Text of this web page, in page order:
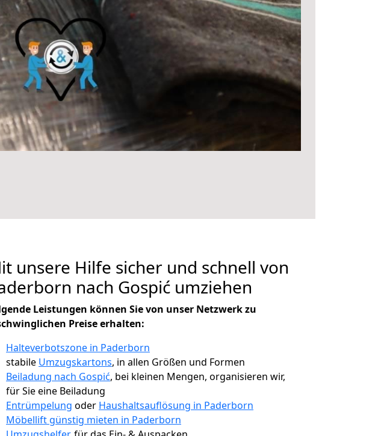
unsere Hilfe sicher und schnell von
nach Gospić umziehen
Leistungen können Sie von unser Netzwerk zu
Preise erhalten:
Halteverbotszone in Paderborn
stabile Umzugskartons, in allen Größen und Formen
Beiladung nach Gospić, bei kleinen Mengen, organisieren wir,
für Sie eine Beiladung
Entrümpelung oder Haushaltsauflösung in Paderborn
Möbellift günstig mieten in Paderborn